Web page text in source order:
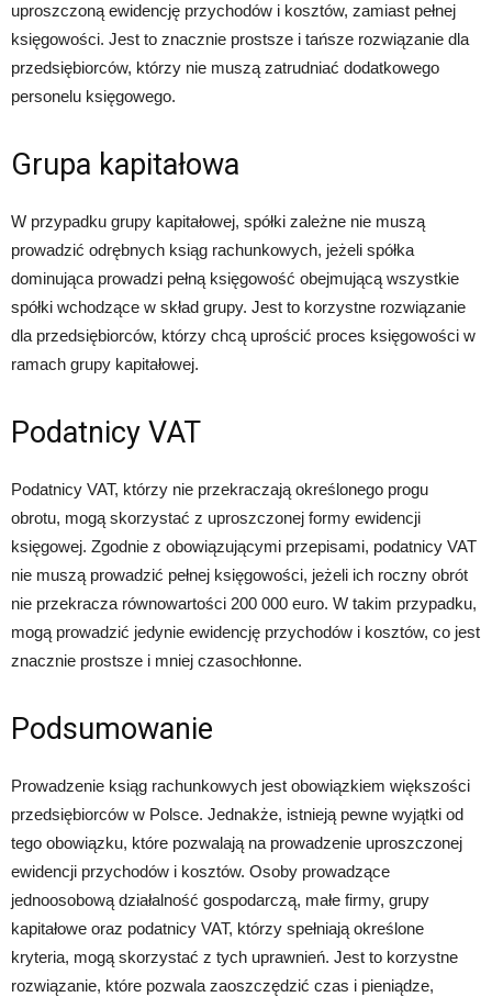
uproszczoną ewidencję przychodów i kosztów, zamiast pełnej
księgowości. Jest to znacznie prostsze i tańsze rozwiązanie dla
przedsiębiorców, którzy nie muszą zatrudniać dodatkowego
personelu księgowego.
Grupa kapitałowa
W przypadku grupy kapitałowej, spółki zależne nie muszą
prowadzić odrębnych ksiąg rachunkowych, jeżeli spółka
dominująca prowadzi pełną księgowość obejmującą wszystkie
spółki wchodzące w skład grupy. Jest to korzystne rozwiązanie
dla przedsiębiorców, którzy chcą uprościć proces księgowości w
ramach grupy kapitałowej.
Podatnicy VAT
Podatnicy VAT, którzy nie przekraczają określonego progu
obrotu, mogą skorzystać z uproszczonej formy ewidencji
księgowej. Zgodnie z obowiązującymi przepisami, podatnicy VAT
nie muszą prowadzić pełnej księgowości, jeżeli ich roczny obrót
nie przekracza równowartości 200 000 euro. W takim przypadku,
mogą prowadzić jedynie ewidencję przychodów i kosztów, co jest
znacznie prostsze i mniej czasochłonne.
Podsumowanie
Prowadzenie ksiąg rachunkowych jest obowiązkiem większości
przedsiębiorców w Polsce. Jednakże, istnieją pewne wyjątki od
tego obowiązku, które pozwalają na prowadzenie uproszczonej
ewidencji przychodów i kosztów. Osoby prowadzące
jednoosobową działalność gospodarczą, małe firmy, grupy
kapitałowe oraz podatnicy VAT, którzy spełniają określone
kryteria, mogą skorzystać z tych uprawnień. Jest to korzystne
rozwiązanie, które pozwala zaoszczędzić czas i pieniądze,